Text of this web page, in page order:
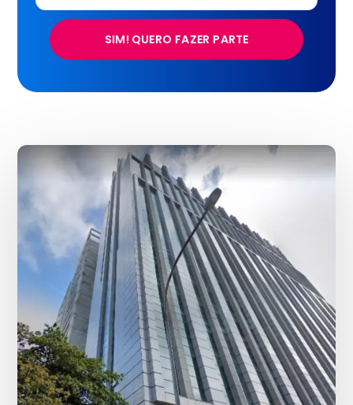
SIM! QUERO FAZER PARTE